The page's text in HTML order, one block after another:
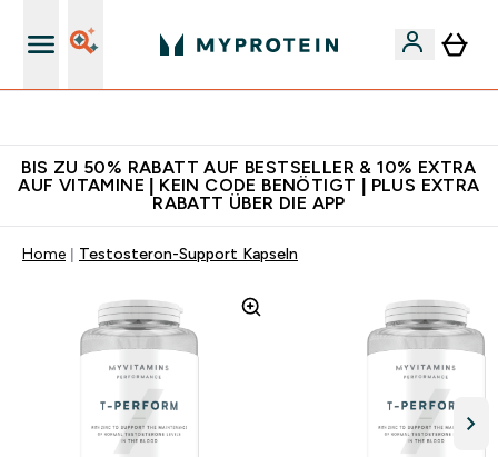
BIS ZU 50% RABATT AUF BESTSELLER & 10% EXTRA
AUF VITAMINE | KEIN CODE BENÖTIGT | PLUS EXTRA
RABATT ÜBER DIE APP
Home Testosteron-Support Kapseln